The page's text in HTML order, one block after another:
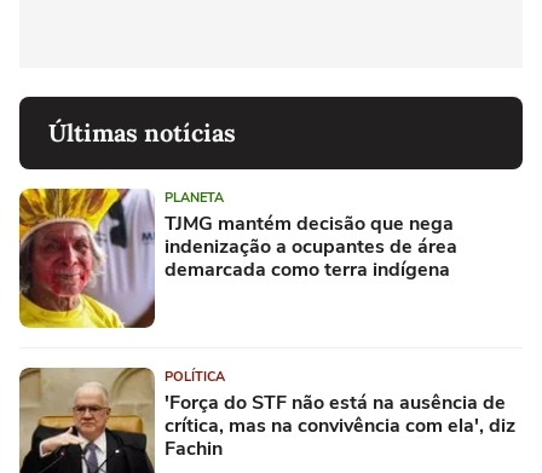
Últimas notícias
PLANETA
TJMG mantém decisão que nega
indenização a ocupantes de área
demarcada como terra indígena
POLÍTICA
'Força do STF não está na ausência de
crítica, mas na convivência com ela', diz
Fachin